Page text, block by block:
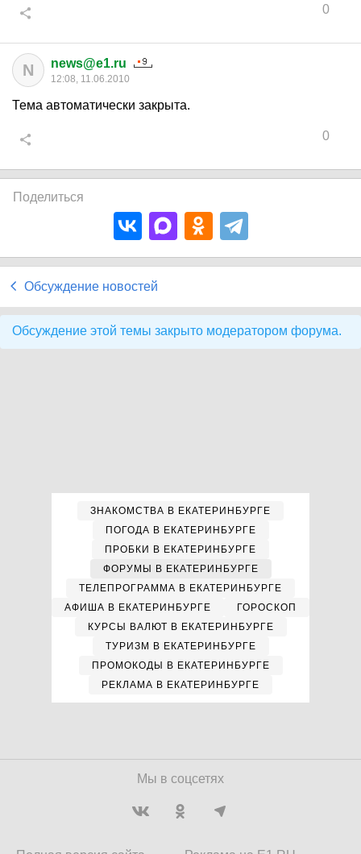
0
N news@e1.ru
12:08, 11.06.2010
Тема автоматически закрыта.
0
Поделиться
Обсуждение новостей
Обсуждение этой темы закрыто модератором форума.
ЗНАКОМСТВА В ЕКАТЕРИНБУРГЕ
ПОГОДА В ЕКАТЕРИНБУРГЕ
ПРОБКИ В ЕКАТЕРИНБУРГЕ
ФОРУМЫ В ЕКАТЕРИНБУРГЕ
ТЕЛЕПРОГРАММА В ЕКАТЕРИНБУРГЕ
АФИША В ЕКАТЕРИНБУРГЕ
ГОРОСКОП
КУРСЫ ВАЛЮТ В ЕКАТЕРИНБУРГЕ
ТУРИЗМ В ЕКАТЕРИНБУРГЕ
ПРОМОКОДЫ В ЕКАТЕРИНБУРГЕ
РЕКЛАМА В ЕКАТЕРИНБУРГЕ
Мы в соцсетях